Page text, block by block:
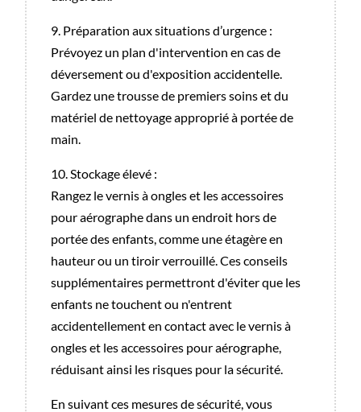
9. Préparation aux situations d’urgence :
Prévoyez un plan d'intervention en cas de
déversement ou d'exposition accidentelle.
Gardez une trousse de premiers soins et du
matériel de nettoyage approprié à portée de
main.
10. Stockage élevé :
Rangez le vernis à ongles et les accessoires
pour aérographe dans un endroit hors de
portée des enfants, comme une étagère en
hauteur ou un tiroir verrouillé. Ces conseils
supplémentaires permettront d'éviter que les
enfants ne touchent ou n'entrent
accidentellement en contact avec le vernis à
ongles et les accessoires pour aérographe,
réduisant ainsi les risques pour la sécurité.
En suivant ces mesures de sécurité, vous